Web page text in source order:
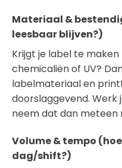
Materiaal &
leesbaar blijven?)
Krijgt je label te
chemicaliën of UV?
labelmateriaal en
doorslaggevend.
neem dat dan meteen
Volume & tempo
dag/shift?)